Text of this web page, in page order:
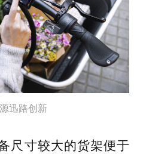
迅路创新
尺寸较大的货架便于